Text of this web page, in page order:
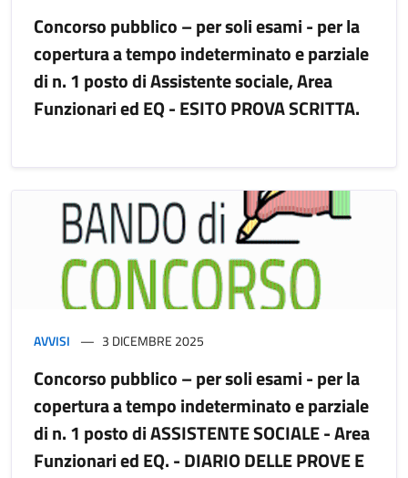
Concorso pubblico – per soli esami - per la
copertura a tempo indeterminato e parziale
di n. 1 posto di Assistente sociale, Area
Funzionari ed EQ - ESITO PROVA SCRITTA.
AVVISI 3 DICEMBRE 2025
Concorso pubblico – per soli esami - per la
copertura a tempo indeterminato e parziale
di n. 1 posto di ASSISTENTE SOCIALE - Area
Funzionari ed EQ. - DIARIO DELLE PROVE E